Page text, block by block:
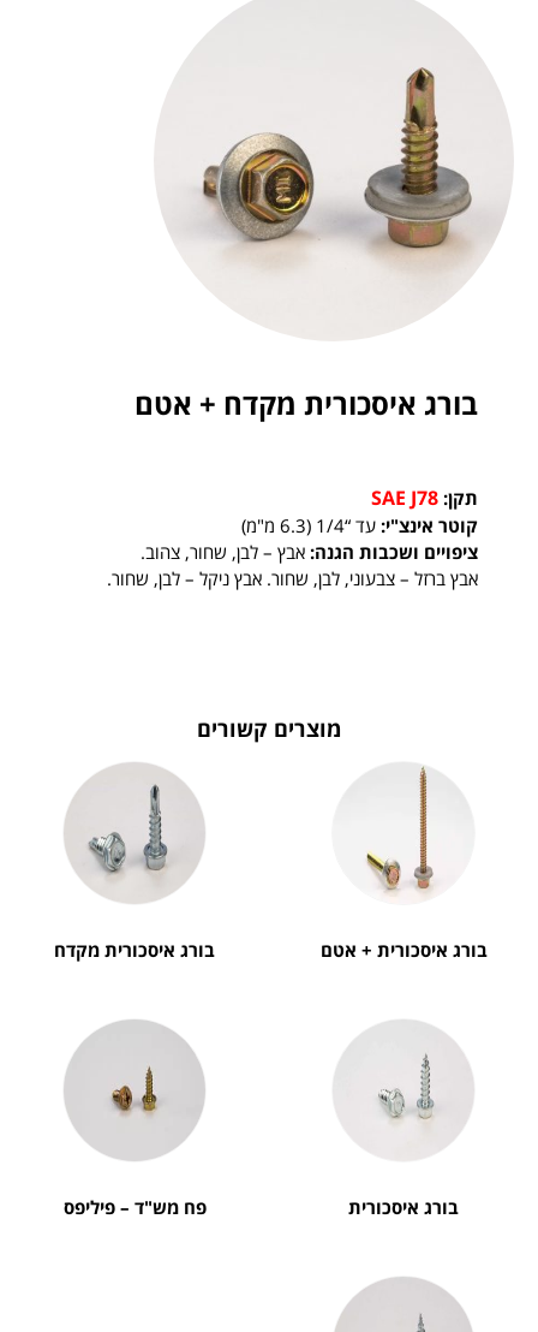
בורג איסכורית מקדח + אטם
תקן: SAE J78
קוטר אינצ"י: עד “1/4 (6.3 מ"מ)
ציפויים ושכבות הגנה: אבץ – לבן, שחור, צהוב.
אבץ ברזל – צבעוני, לבן, שחור. אבץ ניקל – לבן, שחור.
מוצרים קשורים
בורג איסכורית + אטם בורג איסכורית מקדח
בורג איסכורית פח מש"ד – פיליפס